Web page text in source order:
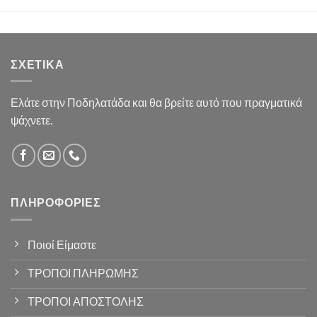
ΣΧΕΤΙΚΆ
Ελάτε στην Ποδηλατάδα και θα βρείτε αυτό που πραγματικά
ψάχνετε.
ΠΛΗΡΟΦΟΡΊΕΣ
Ποιοί Είμαστε
ΤΡΟΠΟΙ ΠΛΗΡΩΜΗΣ
ΤΡΟΠΟΙ ΑΠΟΣΤΟΛΗΣ